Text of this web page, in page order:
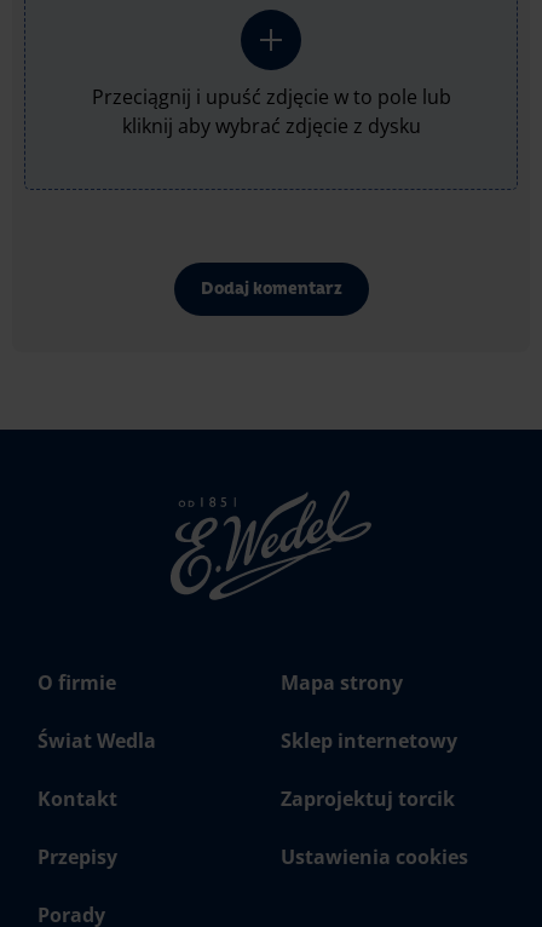
Przeciągnij i upuść zdjęcie w to pole lub
kliknij aby wybrać zdjęcie z dysku
Dodaj komentarz
Strona
głowna
Wedel.pl
O firmie
Świat Wedla
Kontakt
Przepisy
Porady
Mapa strony
Sklep internetowy
Zaprojektuj torcik
Ustawienia cookies